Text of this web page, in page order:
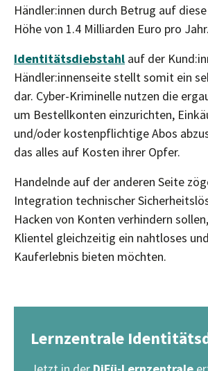
Händler:innen durch Betrug auf
Höhe von 1.4 Milliarden Euro pro Jahr.
Identitätsdiebstahl auf der
Händler:innenseite stellt somit ein
dar. Cyber-Kriminelle nutzen die
um Bestellkonten einzurichten,
und/oder kostenpflichtige Abos
das alles auf Kosten ihrer Opfer.
Handelnde auf der anderen Seite
Integration technischer
Hacken von Konten verhindern
Klientel gleichzeitig ein nahtloses
Kauferlebnis bieten möchten.
Lernzentrale